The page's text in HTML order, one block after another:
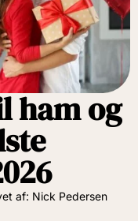
ham og
af: Nick Pedersen